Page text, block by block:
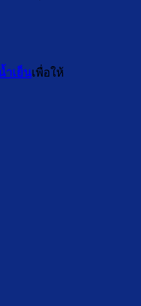
ำเย็นเพื่อให้